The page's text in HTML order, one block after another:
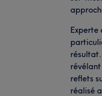
Experte
reflets
réalisé